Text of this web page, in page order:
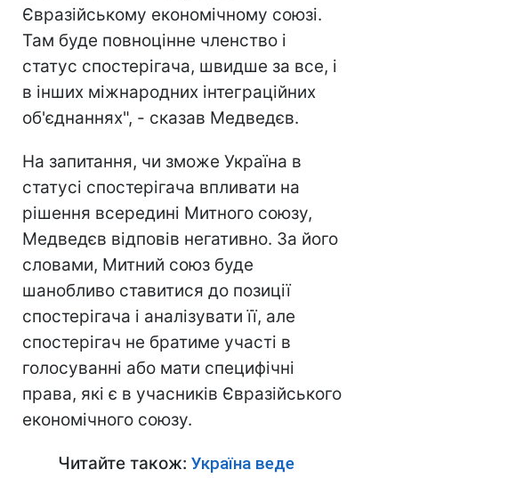
Євразійському економічному союзі.
Там буде повноцінне членство і
статус спостерігача, швидше за все, і
в інших міжнародних інтеграційних
об'єднаннях", - сказав Медведєв.
На запитання, чи зможе Україна в
статусі спостерігача впливати на
рішення всередині Митного союзу,
Медведєв відповів негативно. За його
словами, Митний союз буде
шанобливо ставитися до позиції
спостерігача і аналізувати її, але
спостерігач не братиме участі в
голосуванні або мати специфічні
права, які є в учасників Євразійського
економічного союзу.
Читайте також: Україна веде